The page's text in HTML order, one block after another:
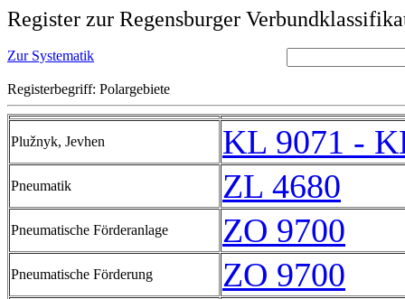
Register zur Regensburger
Zur Systematik
Registerbegriff: Polargebiete
Plužnyk, Jevhen KL 9071 -
Pneumatik ZL 4680
Pneumatische Förderanlage ZO 9700
Pneumatische Förderung ZO 9700